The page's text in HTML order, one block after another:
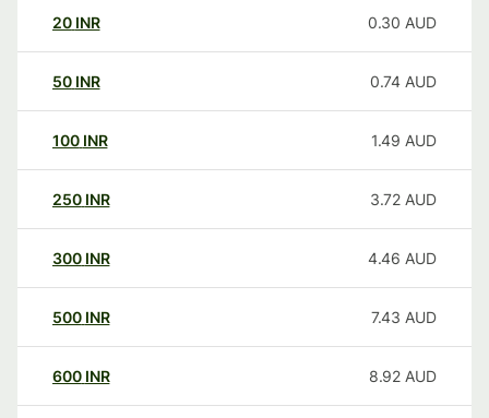
20 INR 0.30 AUD
50 INR 0.74 AUD
100 INR 1.49 AUD
250 INR 3.72 AUD
300 INR 4.46 AUD
500 INR 7.43 AUD
600 INR 8.92 AUD